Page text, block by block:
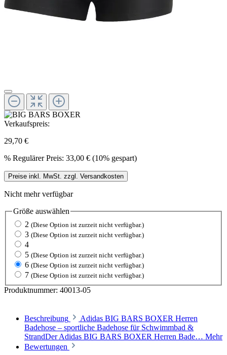
Verkaufspreis:
29,70 €
% Regulärer Preis: 33,00 € (10% gespart)
Preise inkl. MwSt. zzgl. Versandkosten
Nicht mehr verfügbar
Größe auswählen
2 (Diese Option ist zurzeit nicht verfügbar.)
3 (Diese Option ist zurzeit nicht verfügbar.)
4
5 (Diese Option ist zurzeit nicht verfügbar.)
6 (Diese Option ist zurzeit nicht verfügbar.)
7 (Diese Option ist zurzeit nicht verfügbar.)
Produktnummer: 40013-05
Beschreibung
Adidas BIG BARS BOXER Herren
Badehose – sportliche Badehose für Schwimmbad &
StrandDer Adidas BIG BARS BOXER Herren Bade… Mehr
Bewertungen